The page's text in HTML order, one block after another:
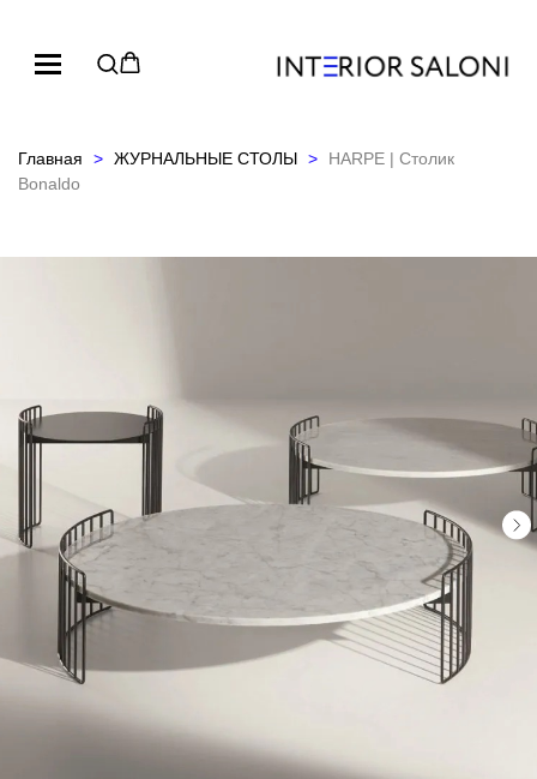
Главная ЖУРНАЛЬНЫЕ СТОЛЫ
HARPE | Столик
Bonaldo